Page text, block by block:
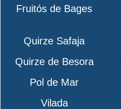
Fruitós de Bages
Quirze Safaja
Quirze de Besora
Pol de Mar
Vilada